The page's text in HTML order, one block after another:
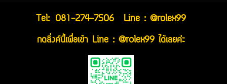
Tel: 081-274-7506
Line : @rolex99
กดลิ่งค์นี้เพื่อเข้า Line : @rolex99 ได้เลยค่ะ